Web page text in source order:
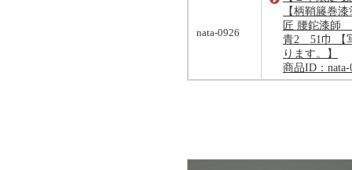
nata-0926
【柄鞘籐巻
匠 腰鉈漆
青2 51巾 【
ります。】
商品ID：nata-